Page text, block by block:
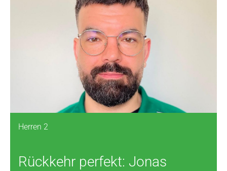
Herren 2
Rückkehr perfekt: Jonas